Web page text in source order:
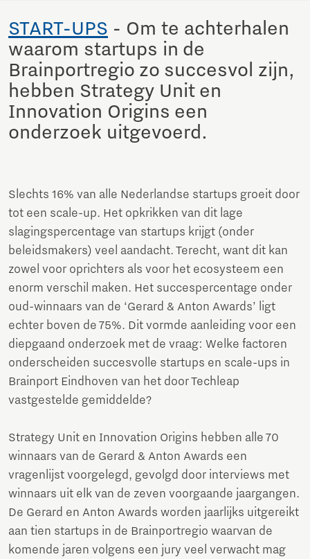
START-UPS - Om te achterhalen
waarom startups in de
Brainportregio zo succesvol zijn,
hebben Strategy Unit en
Innovation Origins een
onderzoek uitgevoerd.
Slechts 16% van alle Nederlandse startups groeit door
tot een scale-up. Het opkrikken van dit lage
slagingspercentage van startups krijgt (onder
beleidsmakers) veel aandacht. Terecht, want dit kan
zowel voor oprichters als voor het ecosysteem een
enorm verschil maken. Het succespercentage onder
oud-winnaars van de ‘Gerard & Anton Awards’ ligt
echter boven de 75%. Dit vormde aanleiding voor een
diepgaand onderzoek met de vraag: Welke factoren
onderscheiden succesvolle startups en scale-ups in
Brainport Eindhoven van het door Techleap
vastgestelde gemiddelde?
Strategy Unit en Innovation Origins hebben alle 70
winnaars van de Gerard & Anton Awards een
vragenlijst voorgelegd, gevolgd door interviews met
winnaars uit elk van de zeven voorgaande jaargangen.
De Gerard en Anton Awards worden jaarlijks uitgereikt
aan tien startups in de Brainportregio waarvan de
komende jaren volgens een jury veel verwacht mag